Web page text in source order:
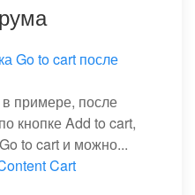
Go to cart после
примере, после
кнопке Add to cart,
to cart и можно...
Cart